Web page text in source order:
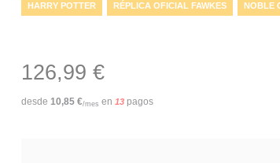
HARRY POTTER RÉPLICA OFICIAL FAWKES NOBLE
FAWKES EL FÉNIX NOBLE COLLECTION
126,99 €
desde 10,85€/mes en 13pagos